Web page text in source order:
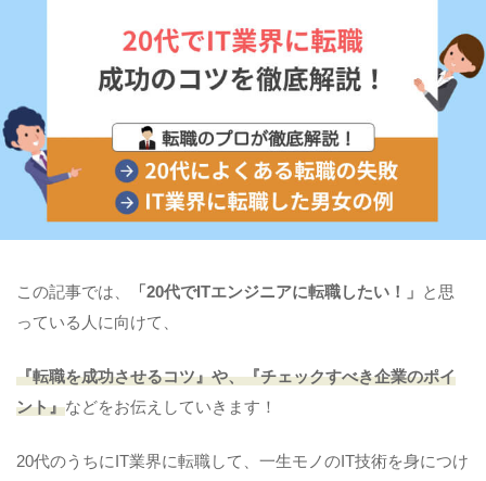
この記事では、 「20代でITエンジニアに転職したい！ 」
と思
っている人に向けて、
『転職を成功させるコツ』や、『チェックすべき企業のポイ
ント』などをお伝えしていきます！
20代のうちにIT業界に転職して、一生モノのIT技術を身につけ